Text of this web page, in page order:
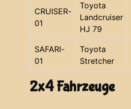
CRUISER-
01
Toyota
Landcruiser
HJ 79
SAFARI-
01
Toyota
Stretcher
2x4 Fahrzeuge